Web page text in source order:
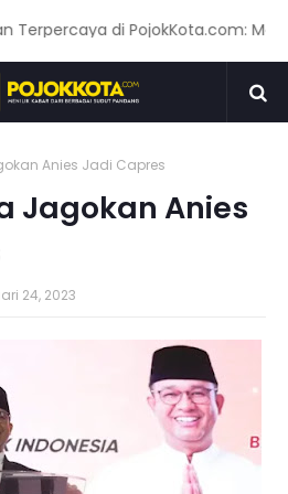
di PojokKota.com:
Anies Jadi Capres
Jagokan Anies
24, 2023